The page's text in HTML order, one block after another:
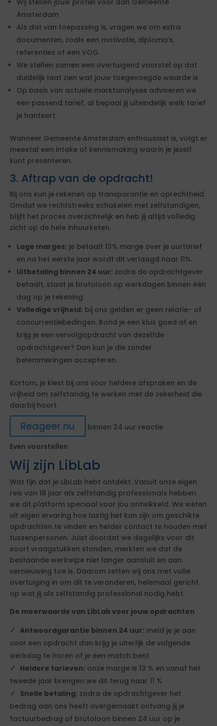
Wij stellen jouw profiel voor aan Gemeente
Amsterdam
Als dat van toepassing is, vragen we om extra
documenten, zoals een motivatie, diploma’s,
referenties of een VOG
We stellen samen een overtuigend voorstel op dat
duidelijk laat zien wat jouw toegevoegde waarde is
Op basis van actuele marktanalyses adviseren we
een passend tarief, al bepaal jij uiteindelijk welk tarief
je hanteert
Wanneer Gemeente Amsterdam enthousiast is, volgt er
meestal een intake of kennismaking waarin je jezelf
kunt presenteren.
3. Aftrap van de opdracht!
Bij ons kun je rekenen op transparantie en oprechtheid.
Omdat we rechtstreeks schakelen met zelfstandigen,
blijft het proces overzichtelijk en heb jij altijd volledig
zicht op de hele inhuurketen.
Lage marges: je betaalt 13% marge over je uurtarief
en na het eerste jaar wordt dit verlaagd naar 11%.
Uitbetaling binnen 24 uur: zodra de opdrachtgever
betaalt, staat je brutoloon op werkdagen binnen één
dag op je rekening.
Volledige vrijheid: bij ons gelden er geen relatie- of
concurrentiebedingen. Rond je een klus goed af en
krijg je een vervolgopdracht van dezelfde
opdrachtgever? Dan kun je die zonder
belemmeringen accepteren.
Kortom, je kiest bij ons voor heldere afspraken en de
vrijheid om zelfstandig te werken met de zekerheid die
daarbij hoort.
Reageer nu
binnen 24 uur reactie
Even voorstellen
Wij zijn LibLab
Wat fijn dat je LibLab hebt ontdekt. Vanuit onze eigen
reis van 18 jaar als zelfstandig professionals hebben
we dit platform speciaal voor jou ontwikkeld. We weten
uit eigen ervaring hoe lastig het kan zijn om geschikte
opdrachten te vinden en helder contact te houden met
tussenpersonen. Juist doordat we dagelijks voor dit
soort vraagstukken stonden, merkten we dat de
bestaande werkwijze niet langer aansluit en aan
vernieuwing toe is. Daarom zetten wij ons met volle
overtuiging in om dit te veranderen, helemaal gericht
op wat jij als zelfstandig professional nodig hebt.
De meerwaarde van LibLab voor jouw opdrachten
Antwoordgarantie binnen 24 uur: meld je je aan
voor een opdracht dan krijg je uiterlijk de volgende
werkdag te horen of je een match bent
Heldere tarieven: onze marge is 13 % en vanaf het
tweede jaar brengen we dit terug naar 11 %
Snelle betaling: zodra de opdrachtgever het
bedrag aan ons heeft overgemaakt ontvang jij je
factuurbedrag of brutoloon binnen 24 uur op je